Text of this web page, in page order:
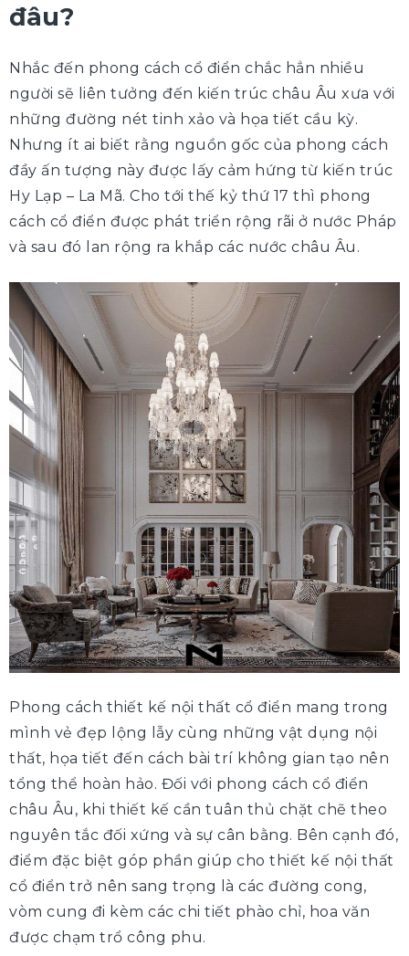
đâu?
Nhắc đến phong cách cổ điển chắc hẳn nhiều
người sẽ liên tưởng đến kiến trúc châu Âu xưa với
những đường nét tinh xảo và họa tiết cầu kỳ.
Nhưng ít ai biết rằng nguồn gốc của phong cách
đầy ấn tượng này được lấy cảm hứng từ kiến trúc
Hy Lạp – La Mã. Cho tới thế kỷ thứ 17 thì phong
cách cổ điển được phát triển rộng rãi ở nước Pháp
và sau đó lan rộng ra khắp các nước châu Âu.
Phong cách thiết kế nội thất cổ điển mang trong
mình vẻ đẹp lộng lẫy cùng những vật dụng nội
thất, họa tiết đến cách bài trí không gian tạo nên
tổng thể hoàn hảo. Đối với phong cách cổ điển
châu Âu, khi thiết kế cần tuân thủ chặt chẽ theo
nguyên tắc đối xứng và sự cân bằng. Bên cạnh đó,
điểm đặc biệt góp phần giúp cho thiết kế nội thất
cổ điển trở nên sang trọng là các đường cong,
vòm cung đi kèm các chi tiết phào chỉ, hoa văn
được chạm trổ công phu.